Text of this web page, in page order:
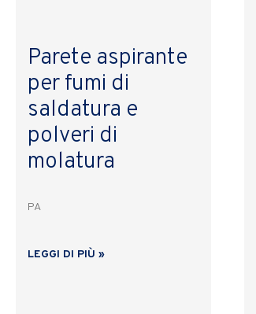
Parete aspirante
per fumi di
saldatura e
polveri di
molatura
PA
LEGGI DI PIÙ »